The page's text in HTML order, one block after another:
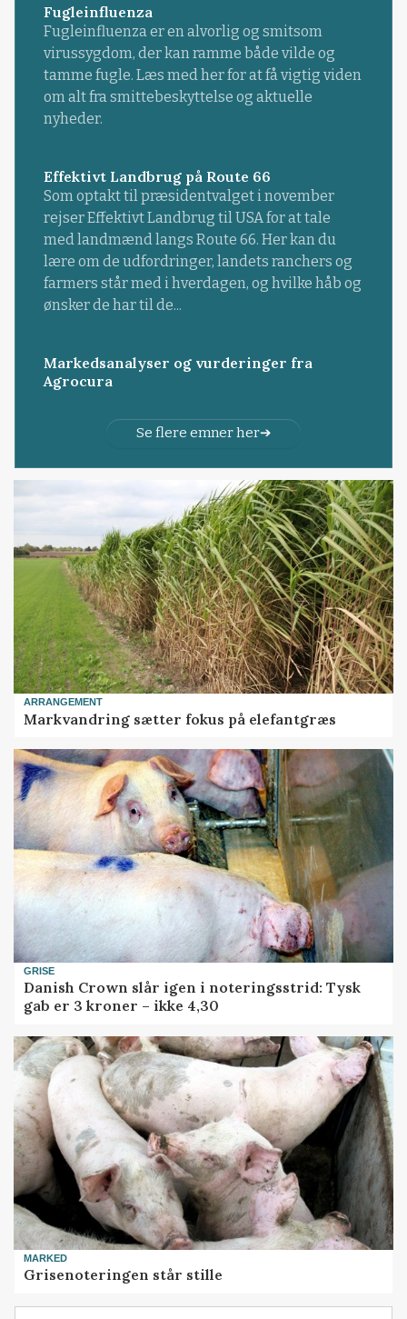
Fugleinfluenza
Fugleinfluenza er en alvorlig og smitsom
virussygdom, der kan ramme både vilde og
tamme fugle. Læs med her for at få vigtig viden
om alt fra smittebeskyttelse og aktuelle
nyheder.
Effektivt Landbrug på Route 66
Som optakt til præsidentvalget i november
rejser Effektivt Landbrug til USA for at tale
med landmænd langs Route 66. Her kan du
lære om de udfordringer, landets ranchers og
farmers står med i hverdagen, og hvilke håb og
ønsker de har til de...
Markedsanalyser og vurderinger fra
Agrocura
Se flere emner her
ARRANGEMENT
Markvandring sætter fokus på elefantgræs
GRISE
Danish Crown slår igen i noteringsstrid: Tysk
gab er 3 kroner – ikke 4,30
MARKED
Grisenoteringen står stille